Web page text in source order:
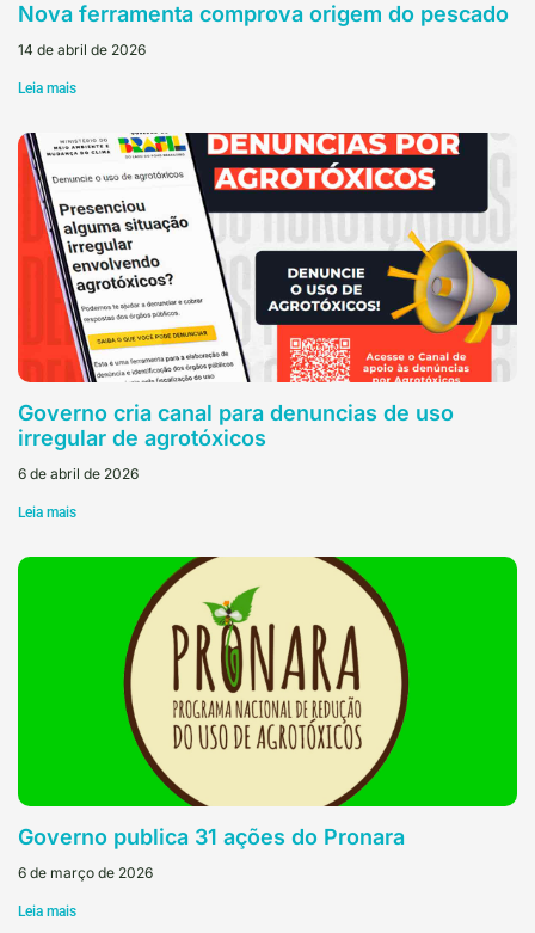
Nova ferramenta comprova origem do pescado
14 de abril de 2026
Leia mais
Governo cria canal para denuncias de uso
irregular de agrotóxicos
6 de abril de 2026
Leia mais
Governo publica 31 ações do Pronara
6 de março de 2026
Leia mais